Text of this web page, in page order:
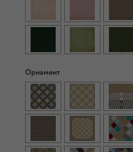
Орнамент